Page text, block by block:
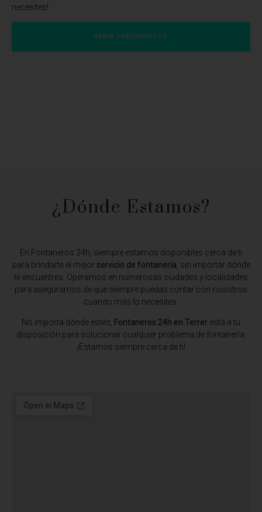
necesites!
PEDIR PRESUPUESTO
¿Dónde Estamos?​
En Fontaneros 24h, siempre estamos disponibles cerca de ti
para brindarte el mejor servicio de fontanería , sin importar dónde
te encuentres. Operamos en numerosas ciudades y localidades
para asegurarnos de que siempre puedas contar con nosotros
cuando más lo necesites.
No importa dónde estés, Fontaneros 24h en Terrer está a tu
disposición para solucionar cualquier problema de fontanería.
¡Estamos siempre cerca de ti!